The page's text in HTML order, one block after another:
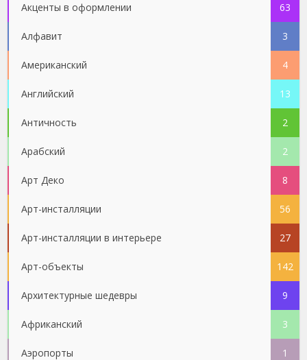
Акценты в оформлении 63
Алфавит 3
Американский 4
Английский 13
Античность 2
Арабский 2
Арт Деко 8
Арт-инсталляции 56
Арт-инсталляции в интерьере 27
Арт-объекты 142
Архитектурные шедевры 9
Африканский 3
Аэропорты 1